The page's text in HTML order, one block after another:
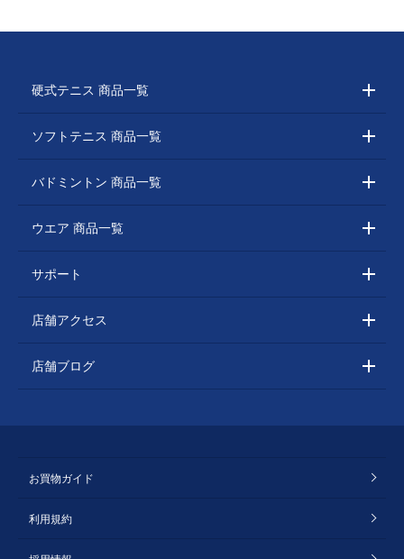
硬式テニス 商品一覧
ソフトテニス 商品一覧
バドミントン 商品一覧
ウエア 商品一覧
サポート
店舗アクセス
店舗ブログ
お買物ガイド
利用規約